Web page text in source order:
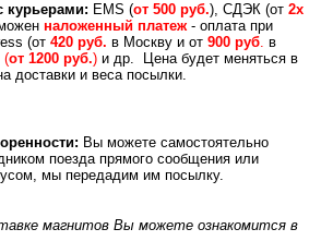
курьерами: EMS (от 500 руб.), СДЭК (от 2х
наложенный платеж- оплата при
(от 420 руб. в Москву и от 900 руб. в
(от 1200 руб.) и др.
Цена будет меняться в
доставки и веса посылки.
Вы можете самостоятельно
поезда прямого сообщения или
мы передадим им посылку.
магнитов Вы можете ознакомится в